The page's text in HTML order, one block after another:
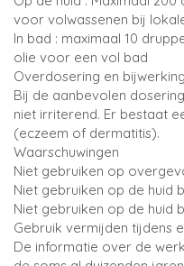
voor volwassenen bij
In bad : maximaal 10
olie voor een vol bad
Overdosering en
Bij de aanbevolen
niet irriterend. Er bestaat
(eczeem of dermatitis).
Waarschuwingen
Niet gebruiken op
Niet gebruiken op de huid
Niet gebruiken op de huid
Gebruik vermijden tijdens
De informatie over de